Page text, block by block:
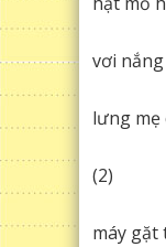
vơi
lưng mẹ
(2)
máy gặt